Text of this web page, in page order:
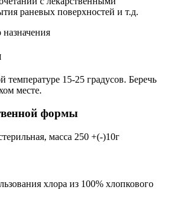
раневых поверхностей и т.д.
температуре 15-25 градусов. Беречь
месте.
формы
масса 250 +(-)10г
хлора из 100% хлопкового